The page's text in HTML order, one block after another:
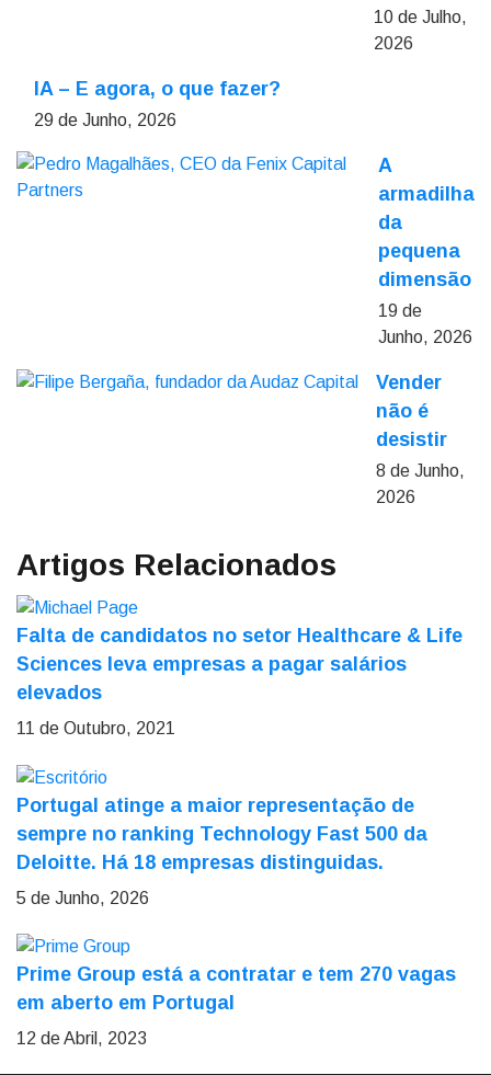
10 de Julho,
2026
IA – E agora, o que fazer?
29 de Junho, 2026
A
armadilha
da
pequena
dimensão
19 de
Junho, 2026
Vender
não é
desistir
8 de Junho,
2026
Artigos Relacionados
Falta de candidatos no setor Healthcare & Life
Sciences leva empresas a pagar salários
elevados
11 de Outubro, 2021
Portugal atinge a maior representação de
sempre no ranking Technology Fast 500 da
Deloitte. Há 18 empresas distinguidas.
5 de Junho, 2026
Prime Group está a contratar e tem 270 vagas
em aberto em Portugal
12 de Abril, 2023